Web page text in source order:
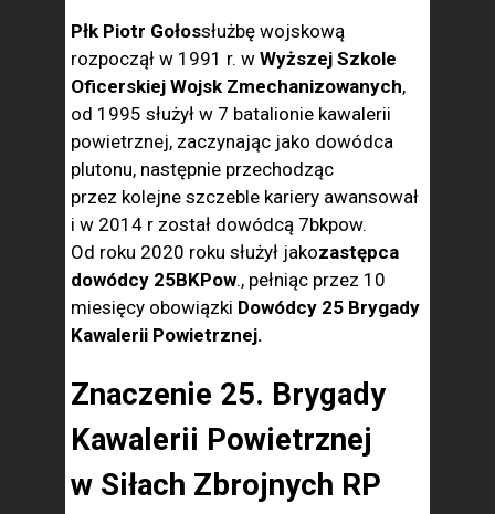
Płk Piotr Gołossłużbę wojskową
rozpoczął w 1991 r. w Wyższej Szkole
Oficerskiej Wojsk Zmechanizowanych,
od 1995 służył w 7 batalionie kawalerii
powietrznej, zaczynając jako dowódca
plutonu, następnie przechodząc
przez kolejne szczeble kariery awansował
i w 2014 r został dowódcą 7bkpow.
Od roku 2020 roku służył jakozastępca
dowódcy 25BKPow., pełniąc przez 10
miesięcy obowiązki Dowódcy 25 Brygady
Kawalerii Powietrznej.
Znaczenie 25. Brygady
Kawalerii Powietrznej
w Siłach Zbrojnych RP